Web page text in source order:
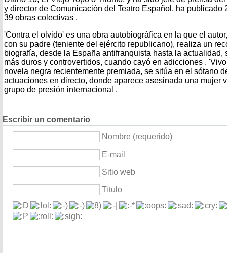
y director de Comunicación del Teatro Español, ha publicado
39 obras colectivas .
'Contra el olvido' es una obra autobiográfica en la que el
con su padre (teniente del ejército republicano), realiza un
biografía, desde la España antifranquista hasta la actualidad,
más duros y controvertidos, cuando cayó en adicciones .
novela negra recientemente premiada, se sitúa en el sótano
actuaciones en directo, donde aparece asesinada una mujer
grupo de presión internacional .
Escribir un comentario
Nombre (requerido)
E-mail
Sitio web
Título